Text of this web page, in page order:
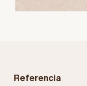
Referencia